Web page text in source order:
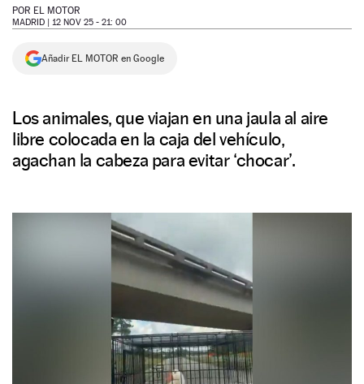
NEWSLETTER
SÍGUENOS
POR EL MOTOR
MADRID | 12 NOV 25 - 21: 00
Añadir EL MOTOR en Google
Los animales, que viajan en una jaula al aire
libre colocada en la caja del vehículo,
agachan la cabeza para evitar ‘chocar’.